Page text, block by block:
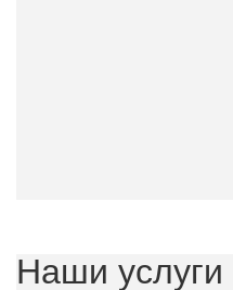
Наши услуги